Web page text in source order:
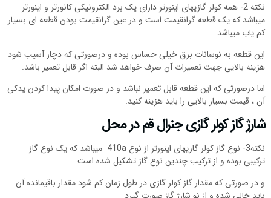
نکته 2- همه کولر گازیهای اینورتر دارای یک برد الکترونیکی کانورتر و اینورتر
میباشد که یک قطعه گرانقیمت است و در عین گرانقیمت بودن قطعه ای بسیار
کم یاب میباشد
این قطعه به نوسانات برق خیلی حساس بوده و درصورتی که دچار آسیب شود
هزینه بالایی جهت تعمیرات آن صرف خواهد شد البته اگر قابل تعمیر باشد.
اما درصورتی که این قطعه قابل تعمیر نباشد و در صورت امکان پیدا کردن یدکی
آن ، قیمت بسیار بالایی را باید هزینه کنید.
شارژ گاز کولر گازی جنرال قم در محل
نکته3- نوع گاز کولر گازیهای اینورتر از نوع 410a میباشد که یک نوع گاز
ترکیبی بوده و از ترکیب چندین نوع گاز تشکیل شده است
و در صورتی که مقدار گاز کولر گازی در طول زمان کم شود مقدار باقیمانده آن